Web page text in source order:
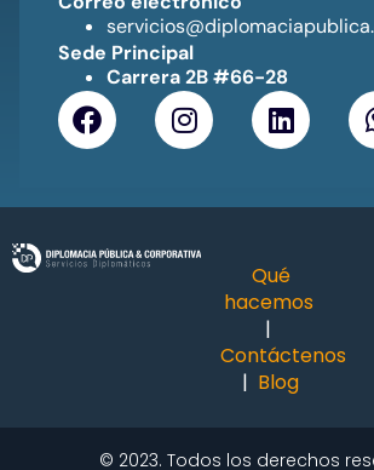
Sede Principal
Carrera 2B #66-28
Qué
hacemos
|
Contáctenos
| Blog
© 2023. Todos los derechos